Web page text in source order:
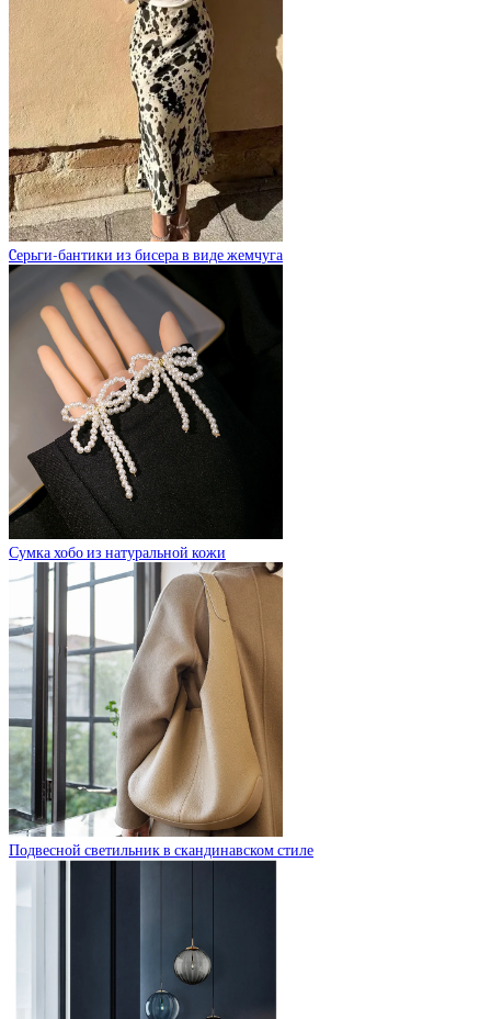
Cерьги-бантики из бисера в виде жемчуга
Сумка хобо из натуральной кожи
Подвесной светильник в скандинавском стиле